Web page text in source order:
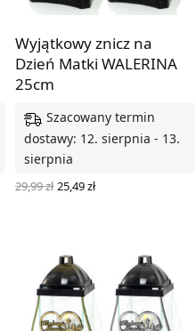
Wyjątkowy znicz na
Dzień Matki WALERINA
25cm
Szacowany termin
dostawy: 12. sierpnia - 13.
sierpnia
29,99zł Pierwotna
cena
25,49złAktualna